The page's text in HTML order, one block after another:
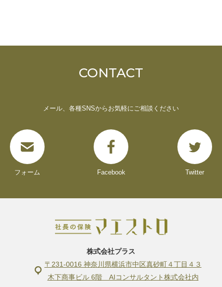
CONTACT
メール、各種SNSからお気軽にご相談ください
フォーム Facebook Twitter
株式会社プラス
〒231-0016 神奈川県横浜市中区真砂町４丁目４３
木下商事ビル 6階 AIコンサルタント株式会社内